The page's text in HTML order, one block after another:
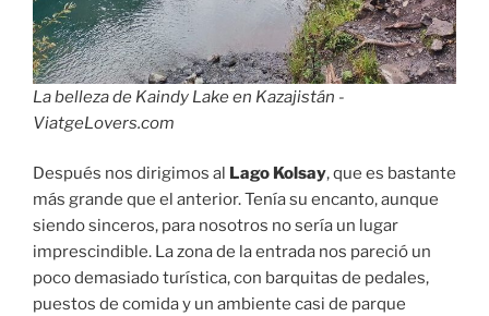
La belleza de Kaindy Lake en Kazajistán -
ViatgeLovers.com
Después nos dirigimos al Lago Kolsay, que es bastante
más grande que el anterior. Tenía su encanto, aunque
siendo sinceros, para nosotros no sería un lugar
imprescindible. La zona de la entrada nos pareció un
poco demasiado turística, con barquitas de pedales,
puestos de comida y un ambiente casi de parque